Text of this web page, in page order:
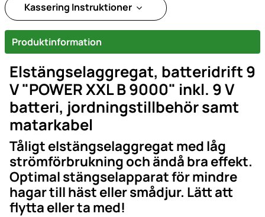
Kassering Instruktioner
Produktinformation
Elstängselaggregat, batteridrift 9
V"POWER XXL B 9000" inkl. 9 V
batteri, jordningstillbehör samt
matarkabel
Tåligt elstängselaggregat med låg
strömförbrukning och ändå bra effekt.
Optimal stängselapparat för mindre
hagar till häst eller smådjur. Lätt att
flytta eller ta med!